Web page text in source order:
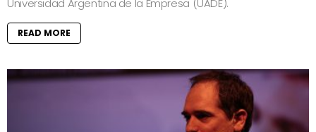
Universidad Argentina de la Empresa (UADE).
READ MORE